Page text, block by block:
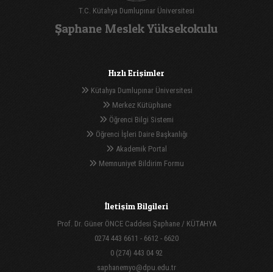
T.C. Kütahya Dumlupınar Üniversitesi
Şaphane Meslek Yüksekokulu
Hızlı Erişimler
Kütahya Dumlupınar Üniversitesi
Merkez Kütüphane
Öğrenci Bilgi Sistemi
Öğrenci İşleri Daire Başkanlığı
Akademik Portal
Memnuniyet Bildirim Formu
İletişim Bilgileri
Prof. Dr. Güner ÖNCE Caddesi Şaphane / KÜTAHYA
0274 443 6611 - 6612 - 6620
0 (274) 443 04 92
saphanemyo@dpu.edu.tr